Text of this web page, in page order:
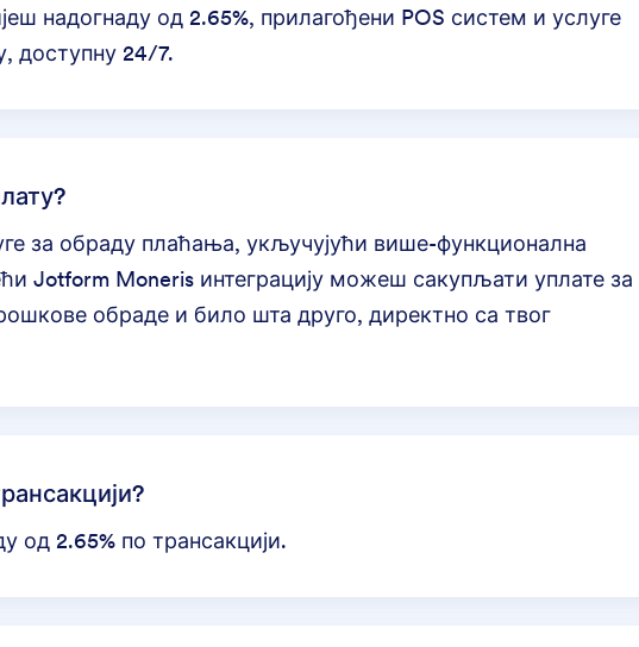
надогнаду од 2.65%, прилагођени POS систем и услуге
доступну 24/7.
за обраду плаћања, укључујући више-функционална
Jotform Moneris интеграцију можеш сакупљати уплате за
обраде и било шта друго, директно са твог
од 2.65% по трансакцији.